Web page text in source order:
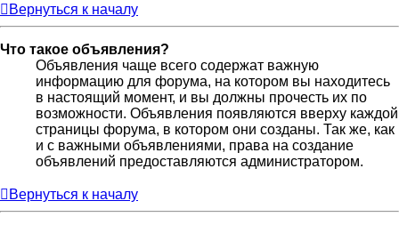
Вернуться к началу
Что такое объявления?
Объявления чаще всего содержат важную
информацию для форума, на котором вы находитесь
в настоящий момент, и вы должны прочесть их по
возможности. Объявления появляются вверху каждой
страницы форума, в котором они созданы. Так же, как
и с важными объявлениями, права на создание
объявлений предоставляются администратором.
Вернуться к началу